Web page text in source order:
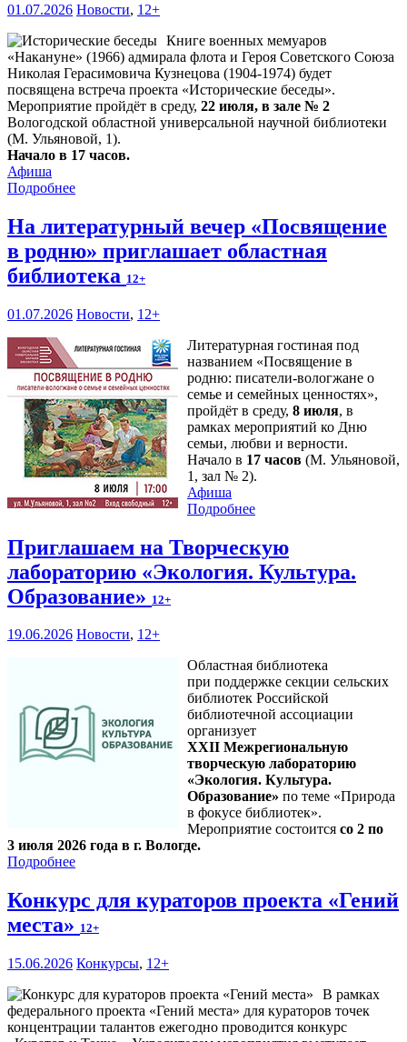
01.07.2026 Новости, 12+
Книге военных мемуаров
«Накануне» (1966) адмирала флота и Героя Советского Союза
Николая Герасимовича Кузнецова (1904-1974) будет
посвящена встреча проекта «Исторические беседы».
Мероприятие пройдёт в среду, 22 июля, в зале № 2
Вологодской областной универсальной научной библиотеки
(М. Ульяновой, 1).
Начало в 17 часов.
Афиша
Подробнее
На литературный вечер «Посвящение
в родню» приглашает областная
библиотека 12+
01.07.2026 Новости, 12+
Литературная гостиная под
названием «Посвящение в
родню: писатели-вологжане о
семье и семейных ценностях»,
пройдёт в среду, 8 июля, в
рамках мероприятий ко Дню
семьи, любви и верности.
Начало в 17 часов (М. Ульяновой,
1, зал № 2).
Афиша
Подробнее
Приглашаем на Творческую
лабораторию «Экология. Культура.
Образование» 12+
19.06.2026 Новости, 12+
Областная библиотека
при поддержке секции сельских
библиотек Российской
библиотечной ассоциации
организует
XXII Межрегиональную
творческую лабораторию
«Экология. Культура.
Образование» по теме «Природа
в фокусе библиотек».
Мероприятие состоится со 2 по
3 июля 2026 года в г. Вологде.
Подробнее
Конкурс для кураторов проекта «Гений
места» 12+
15.06.2026 Конкурсы, 12+
В рамках
федерального проекта «Гений места» для кураторов точек
концентрации талантов ежегодно проводится конкурс